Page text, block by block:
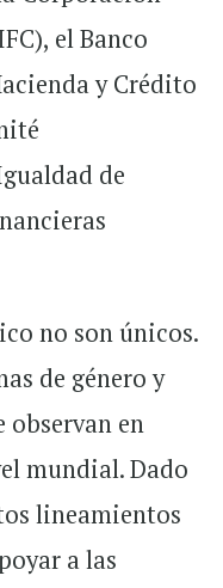
el Banco
y Crédito
de
no son únicos.
de género y
en
mundial. Dado
lineamientos
a las